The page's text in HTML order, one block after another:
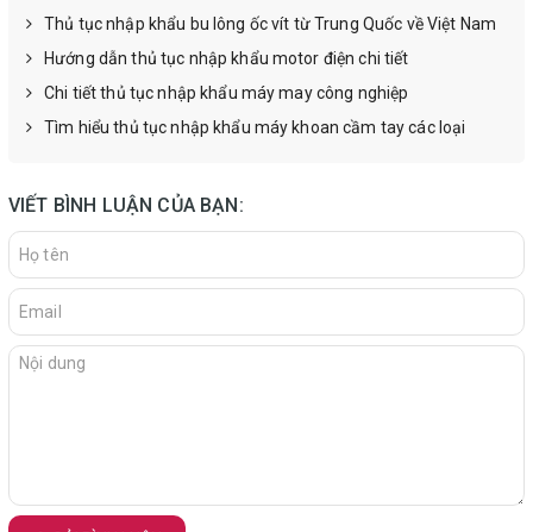
Thủ tục nhập khẩu bu lông ốc vít từ Trung Quốc về Việt Nam
Hướng dẫn thủ tục nhập khẩu motor điện chi tiết
Chi tiết thủ tục nhập khẩu máy may công nghiệp
Tìm hiểu thủ tục nhập khẩu máy khoan cầm tay các loại
VIẾT BÌNH LUẬN CỦA BẠN: